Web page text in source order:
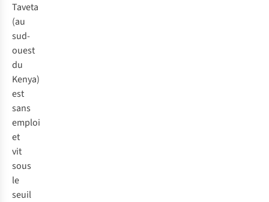
Taveta
(au
sud-
ouest
du
Kenya)
est
sans
emploi
et
vit
sous
le
seuil